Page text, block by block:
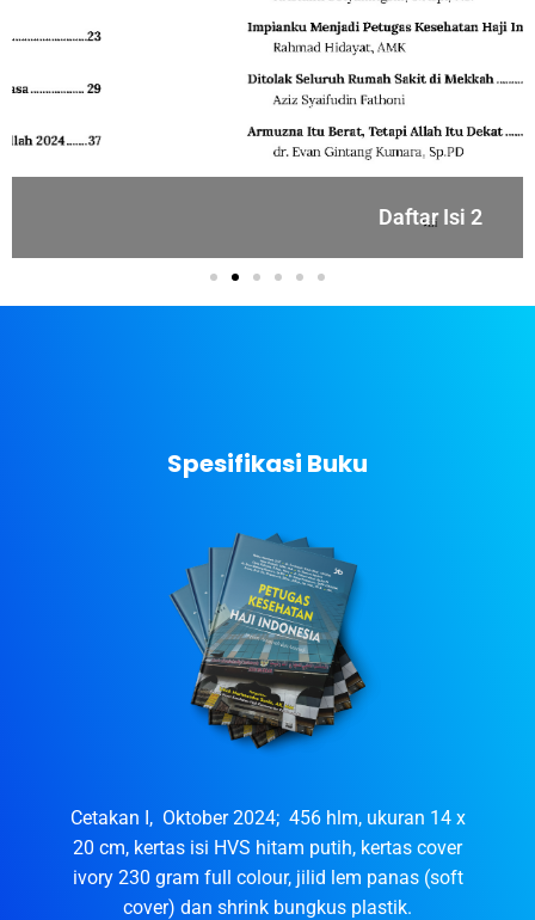
Spesifikasi Buku
Cetakan I, Oktober 2024; 456 hlm, ukuran 14 x
20 cm, kertas isi HVS hitam putih, kertas cover
ivory 230 gram full colour, jilid lem panas (soft
cover) dan shrink bungkus plastik.